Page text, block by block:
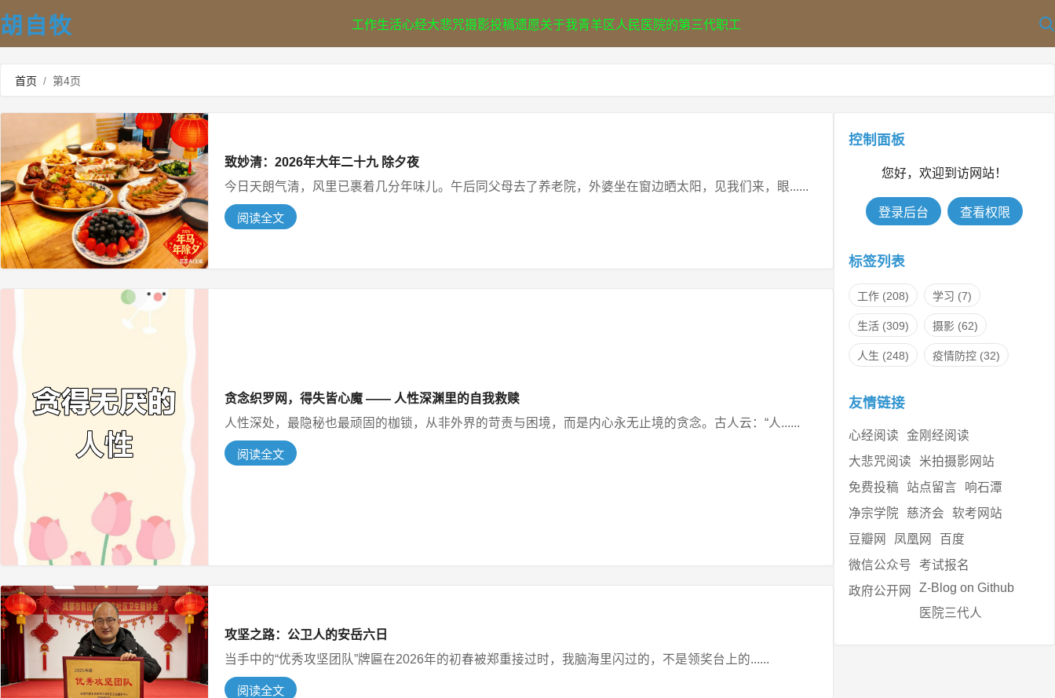
胡自牧 工作生活心经大悲咒摄影投稿遗愿关于我青羊区人民医院的第三代职工
首页 / 第4页
致妙清：2026年大年二十九 除夕夜
今日天朗气清，风里已裹着几分年味儿。午后同父母去了养老院，外婆坐在窗边晒太阳，见我们来，眼......
阅读全文
贪念织罗网，得失皆心魔 —— 人性深渊里的自我救赎
人性深处，最隐秘也最顽固的枷锁，从非外界的苛责与困境，而是内心永无止境的贪念。古人云：“人......
阅读全文
攻坚之路：公卫人的安岳六日
当手中的“优秀攻坚团队”牌匾在2026年的初春被郑重接过时，我脑海里闪过的，不是领奖台上的......
阅读全文
控制面板
您好，欢迎到访网站！
登录后台 查看权限
标签列表
工作 (208) 学习 (7)
生活 (309) 摄影 (62)
人生 (248) 疫情防控 (32)
友情链接
心经阅读
金刚经阅读
大悲咒阅读
米拍摄影网站
免费投稿
站点留言
响石潭
净宗学院
慈济会
软考网站
豆瓣网
凤凰网
百度
微信公众号
考试报名
政府公开网
Z-Blog on Github
医院三代人